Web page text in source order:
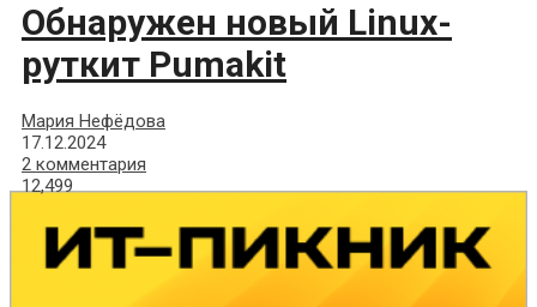
Обнаружен новый Linux-
руткит Pumakit
Мария Нефёдова
17.12.2024
2 комментария
12,499